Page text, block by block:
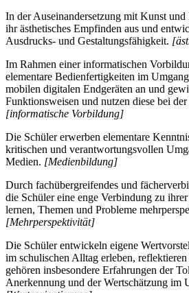
In der Auseinandersetzung mit Kunst
ihr ästhetisches Empfinden aus und
Ausdrucks- und Gestaltungsfähigkeit.
Im Rahmen einer informatischen
elementare Bedienfertigkeiten im
mobilen digitalen Endgeräten an und
Funktionsweisen und nutzen diese bei
[informatische Vorbildung]
Die Schüler erwerben elementare
kritischen und verantwortungsvollen
Medien. [Medienbildung]
Durch fachübergreifendes und
die Schüler eine enge Verbindung zu
lernen, Themen und Probleme
[Mehrperspektivität]
Die Schüler entwickeln eigene
im schulischen Alltag erleben,
gehören insbesondere Erfahrungen der
Anerkennung und der Wertschätzung im